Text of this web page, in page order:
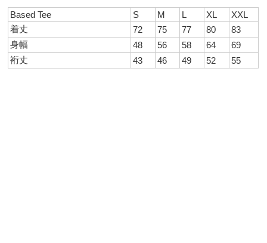
Based Tee S M L XL
XXL
着丈
72 75 77 80
83
身幅
48 56 58 64
69
裄丈
43 46 49 52 55